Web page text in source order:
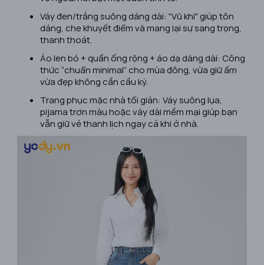
Váy đen/trắng suông dáng dài: "Vũ khí" giúp tôn
dáng, che khuyết điểm và mang lại sự sang trọng,
thanh thoát.
Áo len bó + quần ống rộng + áo dạ dáng dài: Công
thức “chuẩn minimal” cho mùa đông, vừa giữ ấm
vừa đẹp không cần cầu kỳ.
Trang phục mặc nhà tối giản: Váy suông lụa,
pijama trơn màu hoặc váy dài mềm mại giúp bạn
vẫn giữ vẻ thanh lịch ngay cả khi ở nhà.